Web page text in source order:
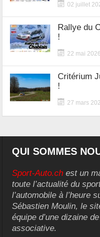
02 juillet
Rallye du
!
22 mai 2026
Critérium
!
27 mars
QUI SOMMES
Sport-Auto.ch est un
toute l’actualité du
l’automobile à l’heure
Sébastien Moulin, le
équipe d’une dizaine
associative.